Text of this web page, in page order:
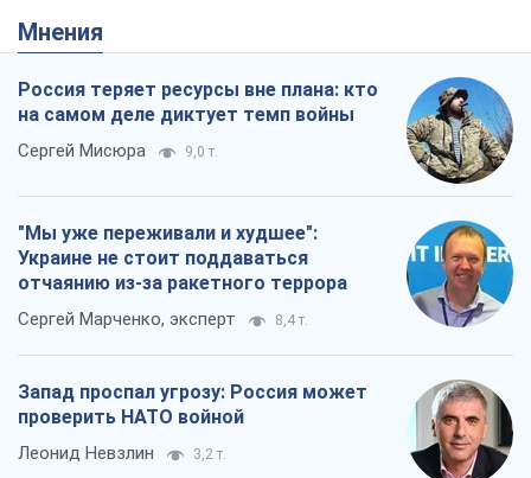
Мнения
Россия теряет ресурсы вне плана: кто
на самом деле диктует темп войны
Сергей Мисюра 9,0 т.
"Мы уже переживали и худшее":
Украине не стоит поддаваться
отчаянию из-за ракетного террора
Сергей Марченко, эксперт 8,4 т.
Запад проспал угрозу: Россия может
проверить НАТО войной
Леонид Невзлин 3,2 т.